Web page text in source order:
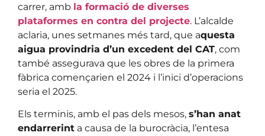
carrer, amb la formació de diverses
plataformes en contra del projecte. L’alcalde
aclaria, unes setmanes més tard, que aquesta
aigua provindria d’un excedent del CAT, com
també assegurava que les obres de la primera
fàbrica començarien el 2024 i l’inici d’operacions
seria el 2025.
Els terminis, amb el pas dels mesos, s’han anat
endarrerint a causa de la burocràcia, l’entesa